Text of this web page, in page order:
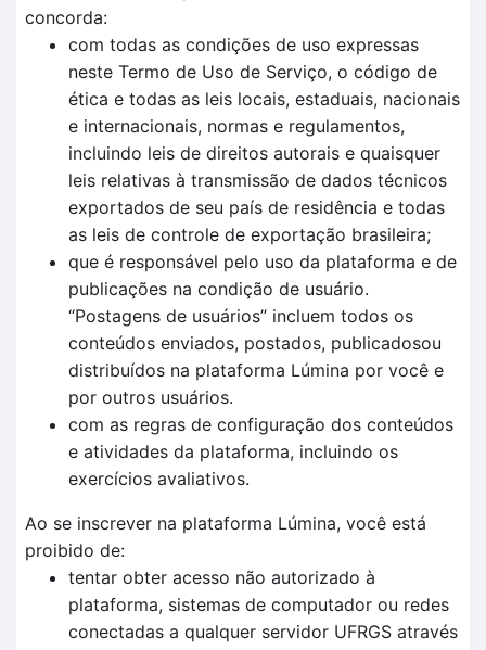
concorda:
com todas as condições de uso expressas
neste Termo de Uso de Serviço, o código de
ética e todas as leis locais, estaduais, nacionais
e internacionais, normas e regulamentos,
incluindo leis de direitos autorais e quaisquer
leis relativas à transmissão de dados técnicos
exportados de seu país de residência e todas
as leis de controle de exportação brasileira;
que é responsável pelo uso da plataforma e de
publicações na condição de usuário.
“Postagens de usuários” incluem todos os
conteúdos enviados, postados, publicadosou
distribuídos na plataforma Lúmina por você e
por outros usuários.
com as regras de configuração dos conteúdos
e atividades da plataforma, incluindo os
exercícios avaliativos.
Ao se inscrever na plataforma Lúmina, você está
proibido de:
tentar obter acesso não autorizado à
plataforma, sistemas de computador ou redes
conectadas a qualquer servidor UFRGS através